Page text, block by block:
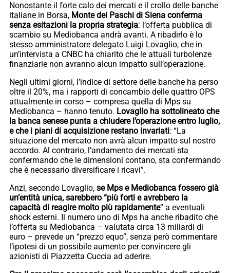
Nonostante il forte calo dei mercati e il crollo delle banche
italiane in Borsa, Monte dei Paschi di Siena conferma
senza esitazioni la propria strategia: l’offerta pubblica di
scambio su Mediobanca andrà avanti. A ribadirlo è lo
stesso amministratore delegato Luigi Lovaglio, che in
un’intervista a CNBC ha chiarito che le attuali turbolenze
finanziarie non avranno alcun impatto sull’operazione.
Negli ultimi giorni, l’indice di settore delle banche ha perso
oltre il 20%, ma i rapporti di concambio delle quattro OPS
attualmente in corso – compresa quella di Mps su
Mediobanca – hanno tenuto. Lovaglio ha sottolineato che
la banca senese punta a chiudere l’operazione entro luglio,
e che i piani di acquisizione restano invariati: “La
situazione del mercato non avrà alcun impatto sul nostro
accordo. Al contrario, l’andamento dei mercati sta
confermando che le dimensioni contano, sta confermando
che è necessario diversificare i ricavi”.
Anzi, secondo Lovaglio, se Mps e Mediobanca fossero già
un’entità unica, sarebbero “più forti e avrebbero la
capacità di reagire molto più rapidamente” a eventuali
shock esterni. Il numero uno di Mps ha anche ribadito che
l’offerta su Mediobanca – valutata circa 13 miliardi di
euro – prevede un “prezzo equo”, senza però commentare
l’ipotesi di un possibile aumento per convincere gli
azionisti di Piazzetta Cuccia ad aderire.